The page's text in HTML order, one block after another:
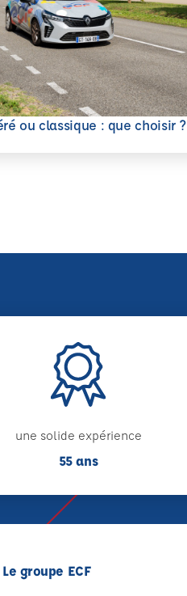
ou classique : que choisir ?
une solide expérience
55 ans
Le groupe ECF